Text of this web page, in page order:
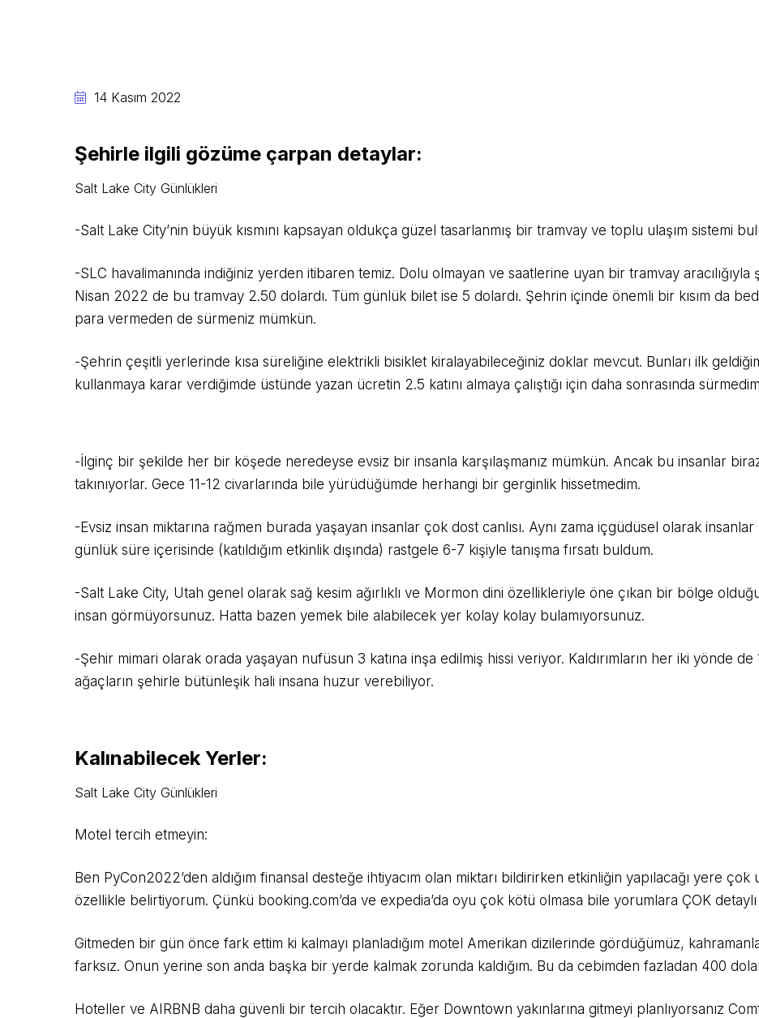
14 Kasım 2022
Şehirle ilgili gözüme çarpan detaylar:
Salt Lake City Günlükleri
-Salt Lake City’nin büyük kısmını kapsayan oldukça güzel tasarlanmış bir tramvay ve toplu ulaşım sistemi
-SLC havalimanında indiğiniz yerden itibaren temiz. Dolu olmayan ve saatlerine uyan bir tramvay
Nisan 2022 de bu tramvay 2.50 dolardı. Tüm günlük bilet ise 5 dolardı. Şehrin içinde önemli bir kısım da
para vermeden de sürmeniz mümkün.
-Şehrin çeşitli yerlerinde kısa süreliğine elektrikli bisiklet kiralayabileceğiniz doklar mevcut. Bunları ilk
kullanmaya karar verdiğimde üstünde yazan ücretin 2.5 katını almaya çalıştığı için daha sonrasında
-İlginç bir şekilde her bir köşede neredeyse evsiz bir insanla karşılaşmanız mümkün. Ancak bu insanlar
takınıyorlar. Gece 11-12 civarlarında bile yürüdüğümde herhangi bir gerginlik hissetmedim.
-Evsiz insan miktarına rağmen burada yaşayan insanlar çok dost canlısı. Aynı zama içgüdüsel olarak
günlük süre içerisinde (katıldığım etkinlik dışında) rastgele 6-7 kişiyle tanışma fırsatı buldum.
-Salt Lake City, Utah genel olarak sağ kesim ağırlıklı ve Mormon dini özellikleriyle öne çıkan bir bölge
insan görmüyorsunuz. Hatta bazen yemek bile alabilecek yer kolay kolay bulamıyorsunuz.
-Şehir mimari olarak orada yaşayan nufüsun 3 katına inşa edilmiş hissi veriyor. Kaldırımların her iki yönde de
ağaçların şehirle bütünleşik hali insana huzur verebiliyor.
Kalınabilecek Yerler:
Salt Lake City Günlükleri
Motel tercih etmeyin:
Ben PyCon2022’den aldığım finansal desteğe ihtiyacım olan miktarı bildirirken etkinliğin yapılacağı yere
özellikle belirtiyorum. Çünkü booking.com’da ve expedia’da oyu çok kötü olmasa bile yorumlara ÇOK
Gitmeden bir gün önce fark ettim ki kalmayı planladığım motel Amerikan dizilerinde gördüğümüz,
farksız. Onun yerine son anda başka bir yerde kalmak zorunda kaldığım. Bu da cebimden fazladan 400
Hoteller ve AIRBNB daha güvenli bir tercih olacaktır. Eğer Downtown yakınlarına gitmeyi planlıyorsanız